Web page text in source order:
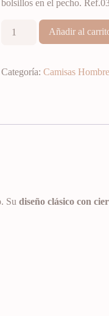
bolsillos en el pecho.
Añadir al
Categoría: Camisas Hombre
Su diseño clásico con